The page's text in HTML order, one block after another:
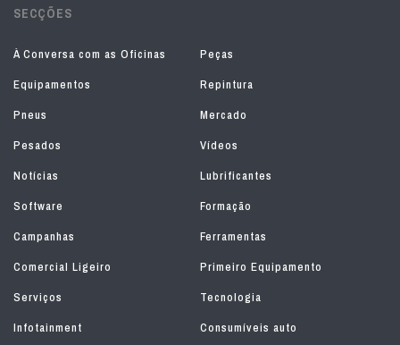
SECÇÕES
À Conversa com as Oficinas
Peças
Equipamentos
Repintura
Pneus
Mercado
Pesados
Vídeos
Notícias
Lubrificantes
Software
Formação
Campanhas
Ferramentas
Comercial Ligeiro
Primeiro Equipamento
Serviços
Tecnologia
Infotainment
Consumíveis auto